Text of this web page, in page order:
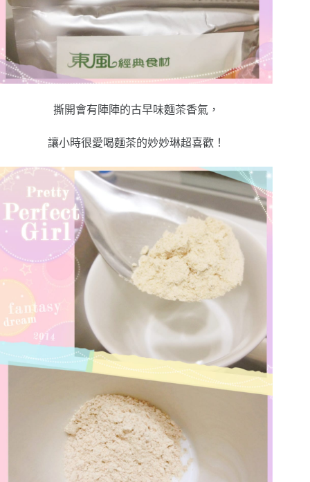
撕開會有陣陣的古早味麵茶香氣，
讓小時很愛喝麵茶的妙妙琳超喜歡！